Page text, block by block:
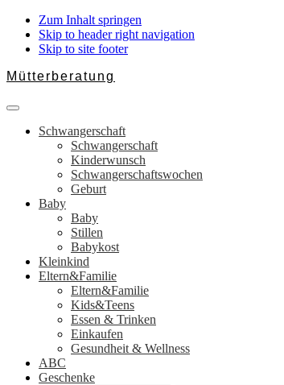
Zum Inhalt springen
Skip to header right navigation
Skip to site footer
Mütterberatung
Schwangerschaft,
Menu
Schwangerschaft
Schwangerschaft
Kinderwunsch
Schwangerschaftswochen
Geburt
Baby
Baby
Stillen
Babykost
Kleinkind
Eltern&Familie
Eltern&Familie
Kids&Teens
Essen & Trinken
Einkaufen
Gesundheit & Wellness
ABC
Geschenke